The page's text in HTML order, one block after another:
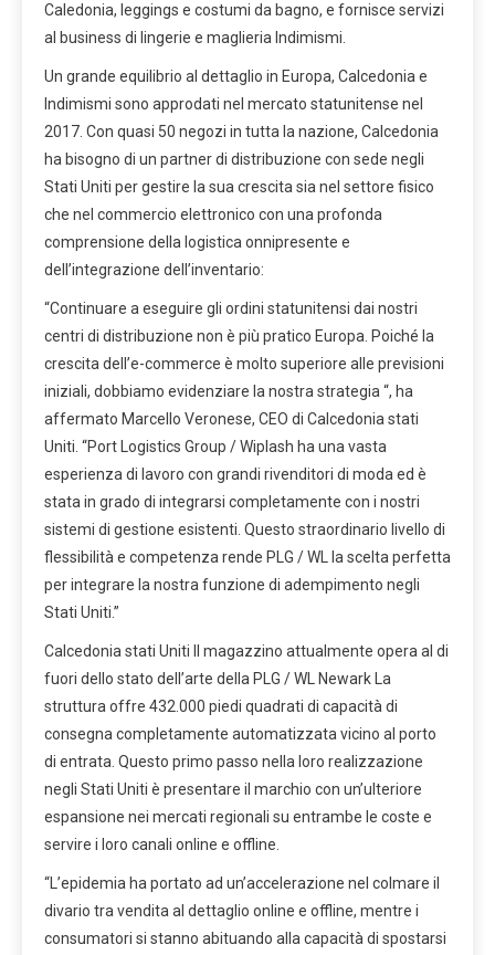
Caledonia, leggings e costumi da bagno, e fornisce servizi
al business di lingerie e maglieria Indimismi.
Un grande equilibrio al dettaglio in Europa, Calcedonia e
Indimismi sono approdati nel mercato statunitense nel
2017. Con quasi 50 negozi in tutta la nazione, Calcedonia
ha bisogno di un partner di distribuzione con sede negli
Stati Uniti per gestire la sua crescita sia nel settore fisico
che nel commercio elettronico con una profonda
comprensione della logistica onnipresente e
dell’integrazione dell’inventario:
“Continuare a eseguire gli ordini statunitensi dai nostri
centri di distribuzione non è più pratico Europa. Poiché la
crescita dell’e-commerce è molto superiore alle previsioni
iniziali, dobbiamo evidenziare la nostra strategia “, ha
affermato Marcello Veronese, CEO di Calcedoniastati
Uniti. “Port Logistics Group / Wiplash ha una vasta
esperienza di lavoro con grandi rivenditori di moda ed è
stata in grado di integrarsi completamente con i nostri
sistemi di gestione esistenti. Questo straordinario livello di
flessibilità e competenza rende PLG / WL la scelta perfetta
per integrare la nostra funzione di adempimento negli
Stati Uniti.”
Calcedoniastati Uniti Il magazzino attualmente opera al di
fuori dello stato dell’arte della PLG / WL Newark La
struttura offre 432.000 piedi quadrati di capacità di
consegna completamente automatizzata vicino al porto
di entrata. Questo primo passo nella loro realizzazione
negli Stati Uniti è presentare il marchio con un’ulteriore
espansione nei mercati regionali su entrambe le coste e
servire i loro canali online e offline.
“L’epidemia ha portato ad un’accelerazione nel colmare il
divario tra vendita al dettaglio online e offline, mentre i
consumatori si stanno abituando alla capacità di spostarsi